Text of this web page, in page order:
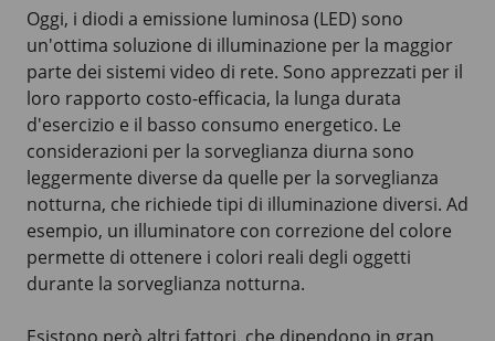
Oggi, i diodi a emissione luminosa (LED) sono
un'ottima soluzione di illuminazione per la maggior
parte dei sistemi video di rete. Sono apprezzati per il
loro rapporto costo-efficacia, la lunga durata
d'esercizio e il basso consumo energetico. Le
considerazioni per la sorveglianza diurna sono
leggermente diverse da quelle per la sorveglianza
notturna, che richiede tipi di illuminazione diversi. Ad
esempio, un illuminatore con correzione del colore
permette di ottenere i colori reali degli oggetti
durante la sorveglianza notturna.